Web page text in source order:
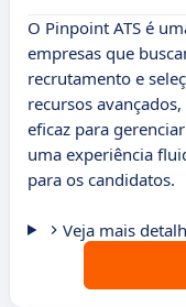
O Pinpoint ATS é
empresas que
recrutamento e
recursos
eficaz para
uma experiência
para os candidatos.
Veja mais